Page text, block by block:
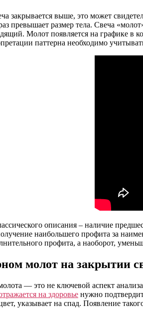
закрывается выше, это может
превышает размер тела. Свеча
Молот появляется на графике в
паттерна необходимо
описания – наличие
наибольшего профита за
профита, а наоборот,
молот на закрытии
— это не ключевой аспект
на здоровье нужно
указывает на спад. Появление